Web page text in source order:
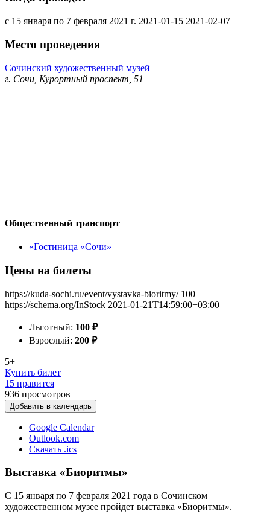
с 15 января по 7 февраля 2021 г. 2021-01-15 2021-02-07
Место проведения
Сочинский художественный музей
г. Сочи, Курортный проспект, 51
Общественный транспорт
«Гостиница «Сочи»
Цены на билеты
https://kuda-sochi.ru/event/vystavka-bioritmy/ 100
https://schema.org/InStock 2021-01-21T14:59:00+03:00
Льготный: 100 ₽
Взрослый: 200 ₽
5+
Купить билет
15 нравится
936 просмотров
Добавить в календарь
Google Calendar
Outlook.com
Скачать .ics
Выставка «Биоритмы»
С 15 января по 7 февраля 2021 года в Сочинском
художественном музее пройдет выставка «Биоритмы».